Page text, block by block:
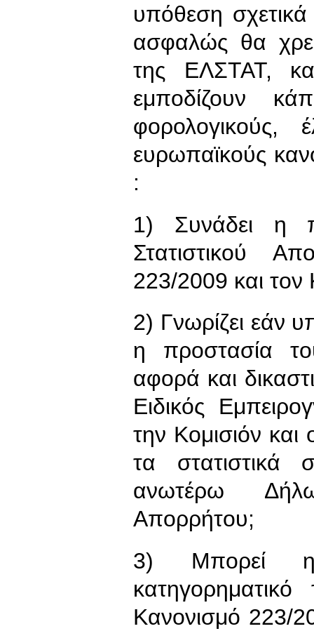
υπόθεση
ασφαλώς θα
της ΕΛΣΤΑΤ,
εμποδίζουν
φορολογικούς,
ευρωπαϊκούς
:
1) Συνάδει η
Στατιστικού
223/2009 και
2) Γνωρίζει εάν
η προστασία
αφορά και
Ειδικός
την Κομισιόν
τα στατιστικά
ανωτέρω
Απορρήτου;
3) Μπορεί η
Κανονισμό 223/